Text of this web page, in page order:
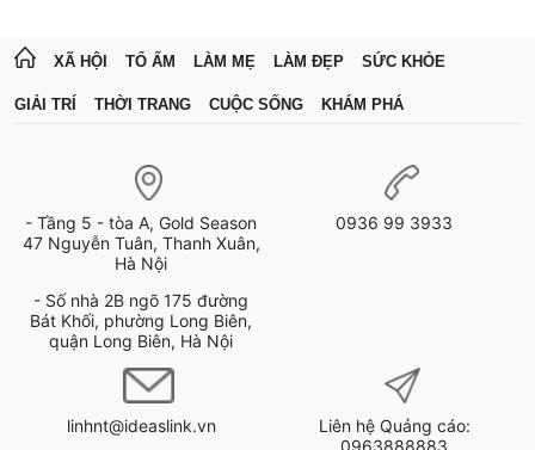
XÃ HỘI TỔ ẤM LÀM MẸ LÀM ĐẸP SỨC KHỎE
GIẢI TRÍ THỜI TRANG CUỘC SỐNG KHÁM PHÁ
- Tầng 5 - tòa A, Gold Season
47 Nguyễn Tuân, Thanh Xuân,
Hà Nội
- Số nhà 2B ngõ 175 đường
Bát Khối, phường Long Biên,
quận Long Biên, Hà Nội
0936 99 3933
linhnt@ideaslink.vn
Liên hệ Quảng cáo: